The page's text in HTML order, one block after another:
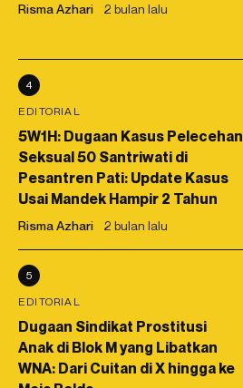
Risma Azhari 2 bulan lalu
4
EDITORIAL
5W1H: Dugaan Kasus Pelecehan
Seksual 50 Santriwati di
Pesantren Pati: Update Kasus
Usai Mandek Hampir 2 Tahun
Risma Azhari 2 bulan lalu
5
EDITORIAL
Dugaan Sindikat Prostitusi
Anak di Blok M yang Libatkan
WNA: Dari Cuitan di X hingga ke